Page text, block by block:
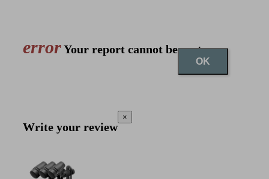
errorYour report cannot be sent
OK
Write your review
×